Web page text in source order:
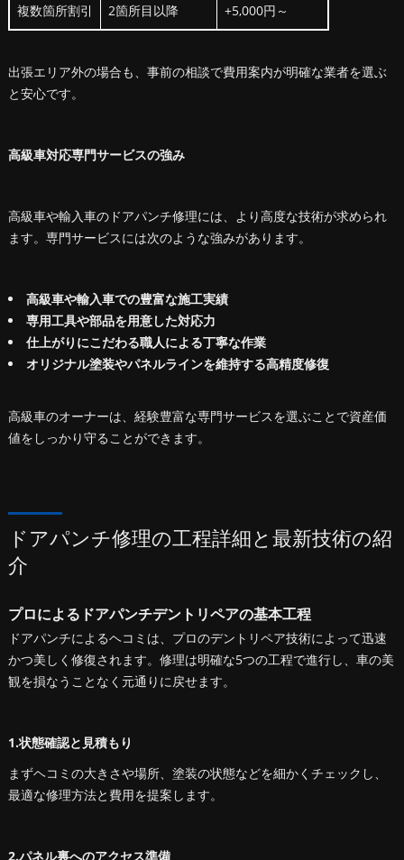
複数箇所割引 2箇所目以降 +5,000円～
出張エリア外の場合も、事前の相談で費用案内が明確な業者を選ぶ
と安心です。
高級車対応専門サービスの強み
高級車や輸入車のドアパンチ修理には、より高度な技術が求められ
ます。専門サービスには次のような強みがあります。
高級車や輸入車での豊富な施工実績
専用工具や部品を用意した対応力
仕上がりにこだわる職人による丁寧な作業
オリジナル塗装やパネルラインを維持する高精度修復
高級車のオーナーは、経験豊富な専門サービスを選ぶことで資産価
値をしっかり守ることができます。
ドアパンチ修理の工程詳細と最新技術の紹
介
プロによるドアパンチデントリペアの基本工程
ドアパンチによるヘコミは、プロのデントリペア技術によって迅速
かつ美しく修復されます。修理は明確な5つの工程で進行し、車の美
観を損なうことなく元通りに戻せます。
1.状態確認と見積もり
まずヘコミの大きさや場所、塗装の状態などを細かくチェックし、
最適な修理方法と費用を提案します。
2.パネル裏へのアクセス準備